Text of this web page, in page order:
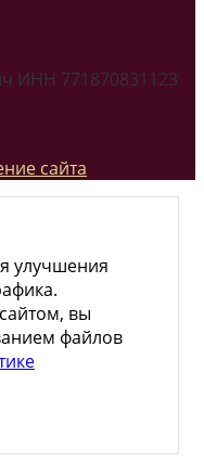
ИНН 771870831123
сайта
улучшения
вы
файлов